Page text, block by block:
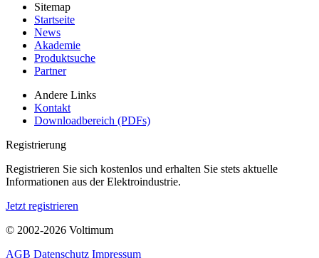
Sitemap
Startseite
News
Akademie
Produktsuche
Partner
Andere Links
Kontakt
Downloadbereich (PDFs)
Registrierung
Registrieren Sie sich kostenlos und erhalten Sie stets aktuelle
Informationen aus der Elektroindustrie.
Jetzt registrieren
© 2002-2026 Voltimum
AGB Datenschutz Impressum